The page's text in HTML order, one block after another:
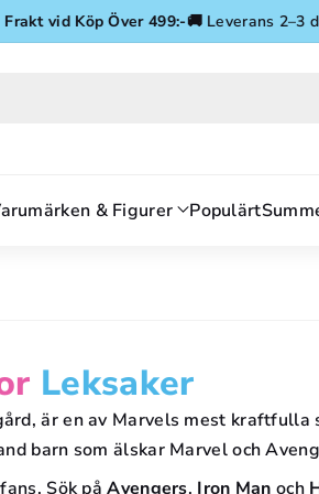
vidare till innehåll
vid Köp Över 499:-🚚 Leverans 2–3 dagar
& Figurer Populärt
Leksaker
är en av Marvels mest kraftfulla
barn som älskar Marvel och
Sök påAvengers, Iron Man och